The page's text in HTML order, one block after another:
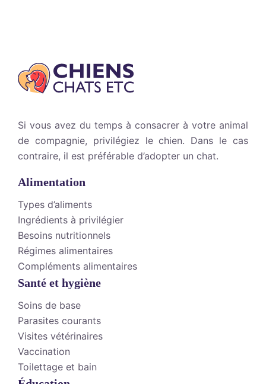
Si vous avez du temps à consacrer à votre animal
de compagnie, privilégiez le chien. Dans le cas
contraire, il est préférable d’adopter un chat.
Alimentation
Types d’aliments
Ingrédients à privilégier
Besoins nutritionnels
Régimes alimentaires
Compléments alimentaires
Santé et hygiène
Soins de base
Parasites courants
Visites vétérinaires
Vaccination
Toilettage et bain